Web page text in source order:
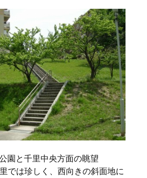
園と千里中央方面の眺望
では珍しく、西向きの斜面地に